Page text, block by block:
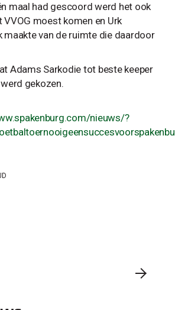
maal had gescoord werd het ook
moest komen en Urk
maakte van de ruimte die daardoor
Adams Sarkodie tot beste keeper
gekozen.
nieuws/?